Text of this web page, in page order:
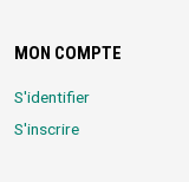
MON COMPTE
S'identifier
S'inscrire